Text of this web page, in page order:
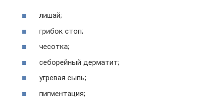
лишай;
грибок стоп;
чесотка;
себорейный дерматит;
угревая сыпь;
пигментация;